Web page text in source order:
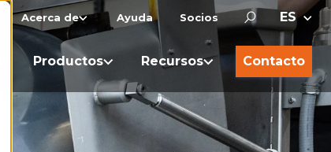
Acerca de Ayuda Socios
Productos Recursos Contacto